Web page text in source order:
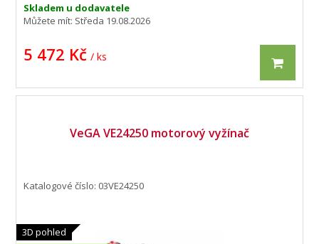
Skladem u dodavatele
Můžete mít: Středa 19.08.2026
5 472 Kč / ks
VeGA VE24250 motorový vyžínač
3D pohled
Katalogové číslo: 03VE24250